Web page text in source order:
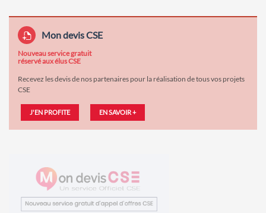
Mon devis CSE
Nouveau service gratuit
réservé aux élus CSE
Recevez les devis de nos partenaires pour la réalisation de tous vos projets
CSE
J'EN PROFITE EN SAVOIR +